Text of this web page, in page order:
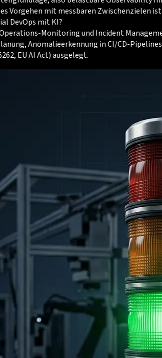
Vorgehen mit messbaren Zwischenzielen
DevOps mit KI?
Monitoring und Incident
Anomalieerkennung in CI/CD-
EU AI Act) ausgelegt.